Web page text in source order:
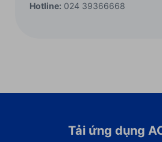
Hotline: 024 39366668
Tải ứng dụng